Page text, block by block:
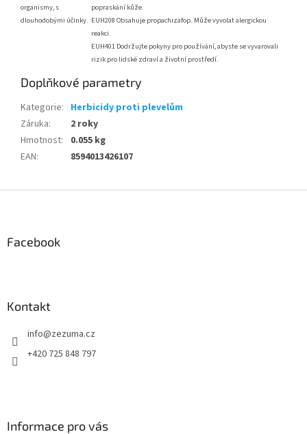
organismy, s
dlouhodobými účinky.
popraskání kůže.
EUH208 Obsahuje propachizafop. Může vyvolat alergickou
reakci.
EUH401 Dodržujte pokyny pro používání, abyste se vyvarovali
rizik pro lidské zdraví a životní prostředí.
Doplňkové parametry
Kategorie: Herbicidy proti plevelům
Záruka:
2 roky
Hmotnost:
0.055 kg
EAN: 8594013426107
Facebook
Kontakt
info@zezuma.cz
+420 725 848 797
Informace pro vás